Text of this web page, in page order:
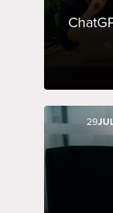
29
29